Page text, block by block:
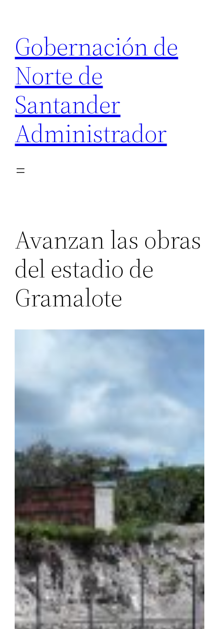
contenido
Gobernación de
Norte de
Santander
Administrador
Avanzan las obras
del estadio de
Gramalote